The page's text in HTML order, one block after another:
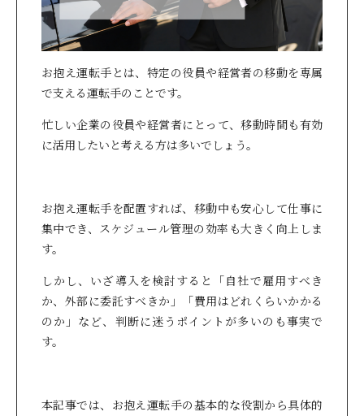
お抱え運転手とは、特定の役員や経営者の移動を専属
で支える運転手のことです。
忙しい企業の役員や経営者にとって、移動時間も有効
に活用したいと考える方は多いでしょう。
お抱え運転手を配置すれば、移動中も安心して仕事に
集中でき、スケジュール管理の効率も大きく向上しま
す。
しかし、いざ導入を検討すると「自社で雇用すべき
か、外部に委託すべきか」「費用はどれくらいかかる
のか」など、判断に迷うポイントが多いのも事実で
す。
本記事では、お抱え運転手の基本的な役割から具体的